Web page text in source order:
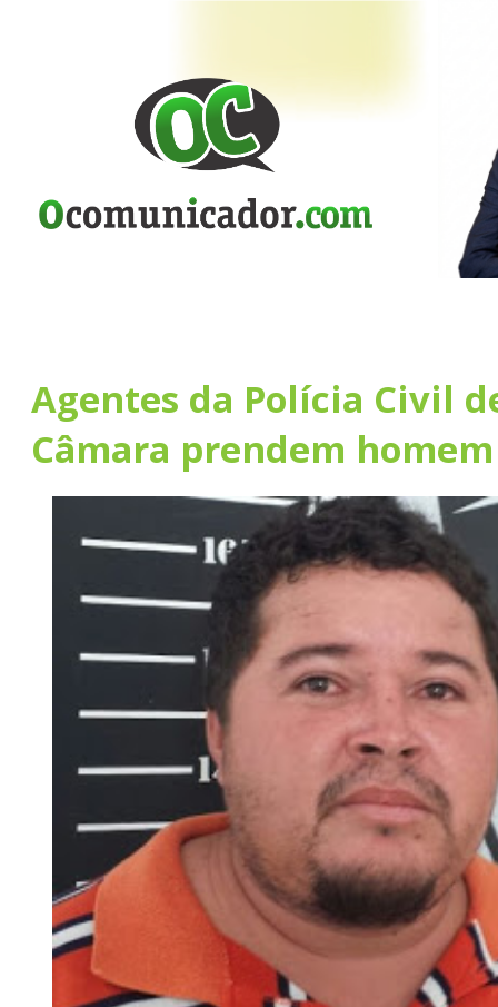
Agentes da Polícia Civil
Câmara prendem